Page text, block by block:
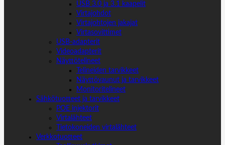
USB 3.0 ja 3.1 kaapelit
Virtajohdot
Virtajohtojen jakajat
Virtasovittimet
USB-adapterit
Videoadapterit
Näyttötelineet
Telineiden tarvikkeet
Näyttövaunut ja tarvikkeet
Monitoritelineet
Sähkötuotteet ja tarvikkeet
POE injektorit
Virtalähteet
Tietokoneiden virtalähteet
Verkkotuotteet